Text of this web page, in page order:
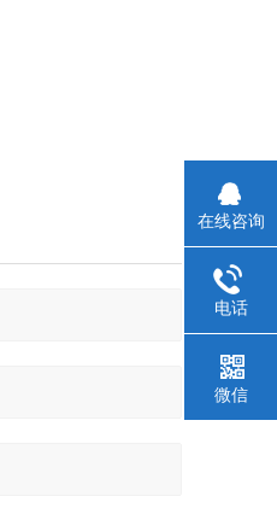
在线咨询
电话
微信